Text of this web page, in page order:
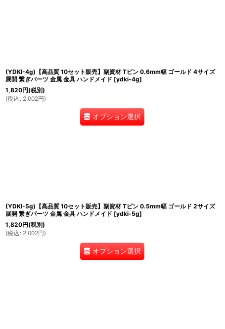
(YDKI-4g)【高品質 10セット販売】副資材 Tピン 0.6mm幅 ゴールド 4サイズ
展開 繋ぎパーツ 金属 金具 ハンドメイド [ydki-4g]
1,820円(税別)
(税込 : 2,002円)
オプション選択
(YDKI-5g)【高品質 10セット販売】副資材 Tピン 0.5mm幅 ゴールド 2サイズ
展開 繋ぎパーツ 金属 金具 ハンドメイド [ydki-5g]
1,820円(税別)
(税込 : 2,002円)
オプション選択